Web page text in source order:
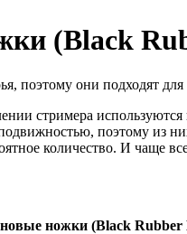
(Black
поэтому они подходят
стримера
поэтому из
количество. И чаще
ножки (Black Rubber